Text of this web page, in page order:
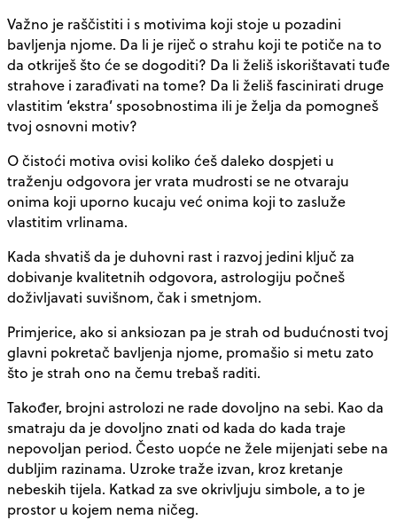
Važno je raščistiti i s motivima koji stoje u pozadini
bavljenja njome. Da li je riječ o strahu koji te potiče na to
da otkriješ što će se dogoditi? Da li želiš iskorištavati tuđe
strahove i zarađivati na tome? Da li želiš fascinirati druge
vlastitim ‘ekstra’ sposobnostima ili je želja da pomogneš
tvoj osnovni motiv?
O čistoći motiva ovisi koliko ćeš daleko dospjeti u
traženju odgovora jer vrata mudrosti se ne otvaraju
onima koji uporno kucaju već onima koji to zasluže
vlastitim vrlinama.
Kada shvatiš da je duhovni rast i razvoj jedini ključ za
dobivanje kvalitetnih odgovora, astrologiju počneš
doživljavati suvišnom, čak i smetnjom.
Primjerice, ako si anksiozan pa je strah od budućnosti tvoj
glavni pokretač bavljenja njome, promašio si metu zato
što je strah ono na čemu trebaš raditi.
Također, brojni astrolozi ne rade dovoljno na sebi. Kao da
smatraju da je dovoljno znati od kada do kada traje
nepovoljan period. Često uopće ne žele mijenjati sebe na
dubljim razinama. Uzroke traže izvan, kroz kretanje
nebeskih tijela. Katkad za sve okrivljuju simbole, a to je
prostor u kojem nema ničeg.